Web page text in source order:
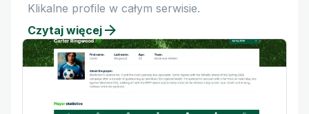
Klikalne profile w całym serwisie.
Czytaj więcej